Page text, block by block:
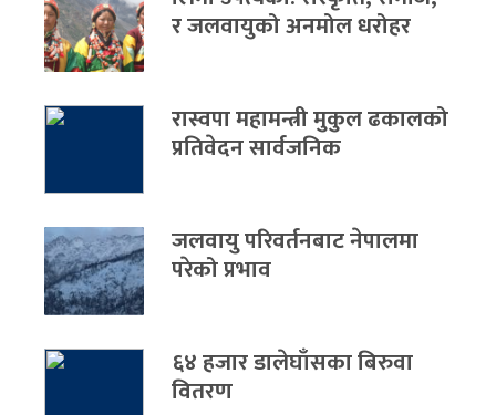
र जलवायुको अनमोल धरोहर
रास्वपा महामन्त्री मुकुल ढकालको
प्रतिवेदन सार्वजनिक
जलवायु परिवर्तनबाट नेपालमा
परेको प्रभाव
६४ हजार डालेघाँसका बिरुवा
वितरण